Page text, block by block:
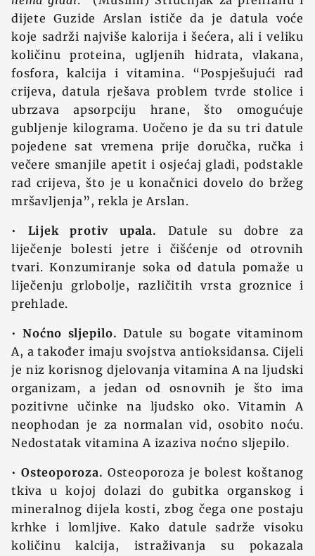
dijete Guzide Arslan ističe da je datula voće
koje sadrži najviše kalorija i šećera, ali i veliku
količinu proteina, ugljenih hidrata, vlakana,
fosfora, kalcija i vitamina. “Pospješujući rad
crijeva, datula rješava problem tvrde stolice i
ubrzava apsorpciju hrane, što omogućuje
gubljenje kilograma. Uočeno je da su tri datule
pojedene sat vremena prije doručka, ručka i
večere smanjile apetit i osjećaj gladi, podstakle
rad crijeva, što je u konačnici dovelo do bržeg
mršavljenja”, rekla je Arslan.
• Lijek protiv upala. Datule su dobre za
liječenje bolesti jetre i čišćenje od otrovnih
tvari. Konzumiranje soka od datula pomaže u
liječenju grlobolje, različitih vrsta groznice i
prehlade.
•Noćno sljepilo.Datule su bogate vitaminom
A, a također imaju svojstva antioksidansa. Cijeli
je niz korisnog djelovanja vitamina A na ljudski
organizam, a jedan od osnovnih je što ima
pozitivne učinke na ljudsko oko. Vitamin A
neophodan je za normalan vid, osobito noću.
Nedostatak vitamina A izaziva noćno sljepilo.
• Osteoporoza. Osteoporoza je bolest koštanog
tkiva u kojoj dolazi do gubitka organskog i
mineralnog dijela kosti, zbog čega one postaju
krhke i lomljive. Kako datule sadrže visoku
količinu kalcija, istraživanja su pokazala